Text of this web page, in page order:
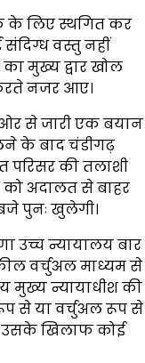
के लिए स्थगित कर
संदिग्ध वस्तु नहीं
का मुख्य द्वार खोल
नजर आए।
से जारी एक बयान
के बाद चंडीगढ़
की तलाशी
अदालत से बाहर
पुनः खुलेगी।
उच्च न्यायालय बार
वर्चुअल माध्यम से
मुख्य न्यायाधीश की
से या वर्चुअल रूप से
उसके खिलाफ कोई